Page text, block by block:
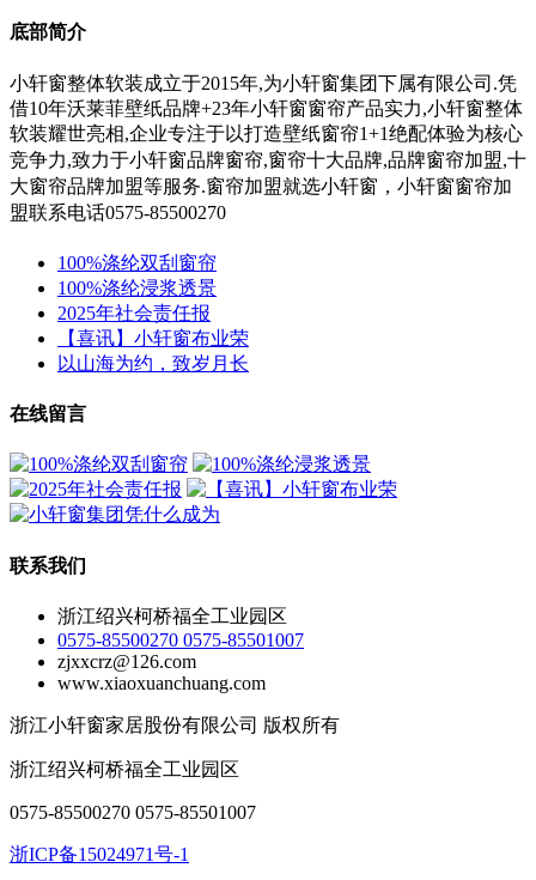
底部简介
小轩窗整体软装成立于2015年,为小轩窗集团下属有限公司.凭
借10年沃莱菲壁纸品牌+23年小轩窗窗帘产品实力,小轩窗整体
软装耀世亮相,企业专注于以打造壁纸窗帘1+1绝配体验为核心
竞争力,致力于小轩窗品牌窗帘,窗帘十大品牌,品牌窗帘加盟,十
大窗帘品牌加盟等服务.窗帘加盟就选小轩窗，小轩窗窗帘加
盟联系电话0575-85500270
100%涤纶双刮窗帘
100%涤纶浸浆透景
2025年社会责任报
【喜讯】小轩窗布业荣
以山海为约，致岁月长
在线留言
联系我们
浙江绍兴柯桥福全工业园区
0575-85500270 0575-85501007
zjxxcrz@126.com
www.xiaoxuanchuang.com
浙江小轩窗家居股份有限公司 版权所有
浙江绍兴柯桥福全工业园区
0575-85500270 0575-85501007
浙ICP备15024971号-1